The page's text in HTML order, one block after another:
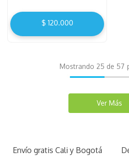
$ 120.000
Mostrando 25 de 57
Envío gratis Cali y Bogotá